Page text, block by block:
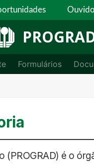
Formulários
(PROGRAD) é o